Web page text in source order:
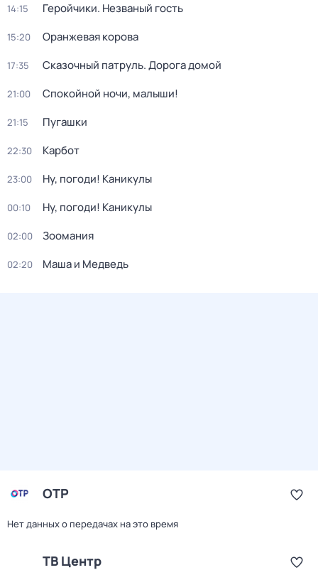
14:15 Геройчики. Незваный гость
15:20 Оранжевая корова
17:35 Сказочный патруль. Дорога домой
21:00 Спокойной ночи, малыши!
21:15 Пугашки
22:30 Карбот
23:00 Ну, погоди! Каникулы
00:10 Ну, погоди! Каникулы
02:00 Зоомания
02:20 Маша и Медведь
ОТР
Нет данных о передачах на это время
ТВ Центр